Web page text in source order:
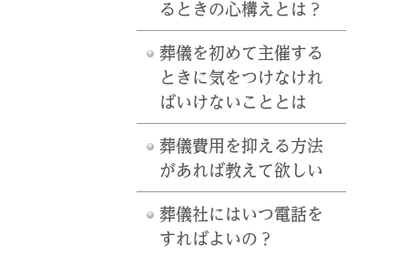
るときの心構えとは？
葬儀を初めて主催する
ときに気をつけなけれ
ばいけないこととは
葬儀費用を抑える方法
があれば教えて欲しい
葬儀社にはいつ電話を
すればよいの？